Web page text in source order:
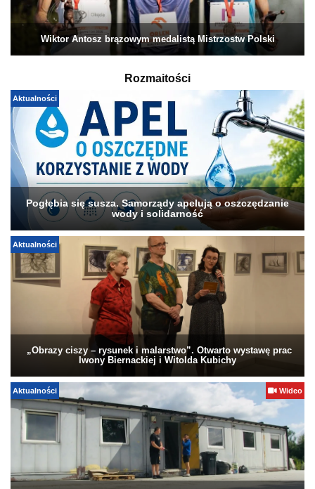
Wiktor Antosz brązowym medalistą Mistrzostw Polski
Rozmaitości
Aktualności
Pogłębia się susza. Samorządy apelują o oszczędzanie
wody i solidarność
Aktualności
„Obrazy ciszy – rysunek i malarstwo”. Otwarto wystawę prac
Iwony Biernackiej i Witolda Kubichy
Aktualności Wideo